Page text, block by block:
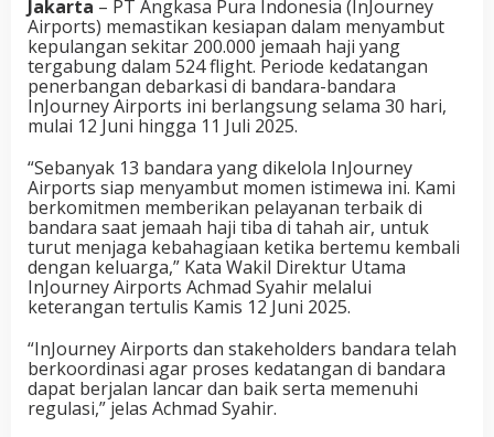
Jakarta – PT Angkasa Pura Indonesia (InJourney
Airports) memastikan kesiapan dalam menyambut
kepulangan sekitar 200.000 jemaah haji yang
tergabung dalam 524 flight. Periode kedatangan
penerbangan debarkasi di bandara-bandara
InJourney Airports ini berlangsung selama 30 hari,
mulai 12 Juni hingga 11 Juli 2025.
“Sebanyak 13 bandara yang dikelola InJourney
Airports siap menyambut momen istimewa ini. Kami
berkomitmen memberikan pelayanan terbaik di
bandara saat jemaah haji tiba di tahah air, untuk
turut menjaga kebahagiaan ketika bertemu kembali
dengan keluarga,” Kata Wakil Direktur Utama
InJourney Airports Achmad Syahir melalui
keterangan tertulis Kamis 12 Juni 2025.
“InJourney Airports dan stakeholders bandara telah
berkoordinasi agar proses kedatangan di bandara
dapat berjalan lancar dan baik serta memenuhi
regulasi,” jelas Achmad Syahir.